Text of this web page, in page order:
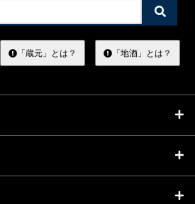
検
索
す
る
「蔵元」とは？ 「地酒」とは？